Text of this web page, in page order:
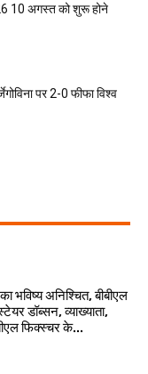
10 अगस्त को शुरू होने
पर 2-0 फीफा विश्व
भविष्य अनिश्चित, बीबीएल
डॉब्सन, व्याख्याता,
फिक्स्चर के...